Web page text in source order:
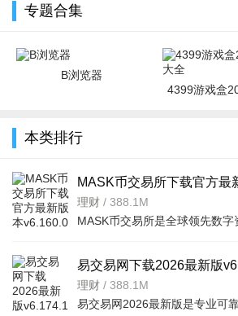
专题合集
B浏览器
4399游戏盒
本类排行
MASK币交易所下载官方最
v6.160.0官方版
理财 / 388.1M
易交易网下载2026最新版
版
理财 / 388.1M